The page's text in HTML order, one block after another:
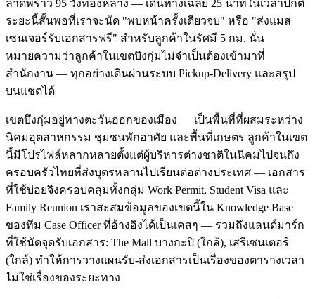
ลาดพร้าว 95 วังทองหลาง — เดินทางเฉลี่ย 25 นาทีในเวลาปกติ
ระยะนี้สั้นพอที่เราจะนัด "พบหน้าครั้งเดียวจบ" หรือ "ส่งแมส
เซนเจอร์รับเอกสารฟรี" สำหรับลูกค้าในรัศมี 5 กม. นั่น
หมายความว่าลูกค้าในเขตบึงกุ่มไม่จำเป็นต้องเข้ามาที่
สำนักงาน — ทุกอย่างเดินผ่านระบบ Pickup-Delivery และสรุป
บนแชตได้
เขตบึงกุ่มอยู่ทางตะวันออกของเมือง — เป็นพื้นที่ที่ผสมระหว่าง
นิคมอุตสาหกรรม ชุมชนพักอาศัย และพื้นที่เกษตร ลูกค้าในเขต
นี้มีโปรไฟล์หลากหลายตั้งแต่ผู้บริหารต่างชาติในนิคมไปจนถึง
ครอบครัวไทยที่ส่งบุตรหลานไปเรียนต่อต่างประเทศ — เอกสาร
ที่ใช้บ่อยจึงครอบคลุมทั้งกลุ่ม Work Permit, Student Visa และ
Family Reunion เราสะสมข้อมูลของเขตนี้ใน Knowledge Base
ของทีม Case Officer ที่อ้างอิงได้เป็นเคสๆ — รวมถึงแลนด์มาร์ก
ที่ใช้นัดจุดรับเอกสาร: The Mall บางกะปิ (ใกล้), เสรีเซนเตอร์
(ใกล้) ทำให้การวางแผนรับ-ส่งเอกสารเป็นเรื่องของตารางเวลา
ไม่ใช่เรื่องของระยะทาง